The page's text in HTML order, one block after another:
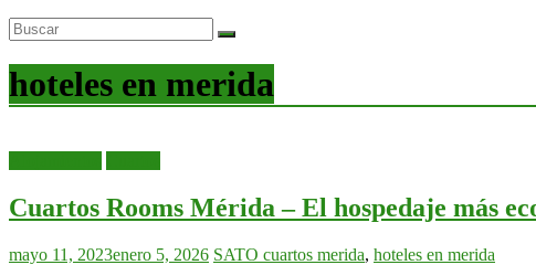
hoteles en merida
Cuartos Rooms Mérida – El hospedaje más
mayo 11, 2023enero 5, 2026 SATO cuartos merida, hoteles en merida